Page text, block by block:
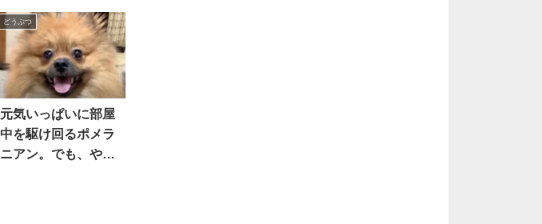
どうぶつ
元気いっぱいに部屋
中を駆け回るポメラ
ニアン。でも、やが